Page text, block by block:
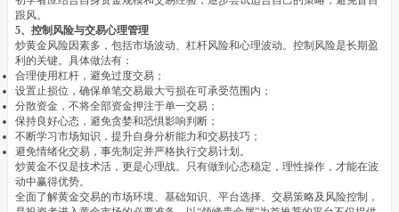
跟风。
5、控制风险与交易心理管理
炒黄金风险因素多，包括市场波动、杠杆风险和心理波动。控制风险是长期盈
利的关键。具体做法有：
合理使用杠杆，避免过度交易；
设置止损位，确保单笔交易最大亏损在可承受范围内；
分散资金，不将全部资金押注于单一交易；
保持良好心态，避免贪婪和恐惧影响判断；
不断学习市场知识，提升自身分析能力和交易技巧；
避免情绪化交易，事先制定并严格执行交易计划。
炒黄金不仅是技术活，更是心理战。只有做到心态稳定，理性操作，才能在波
动中赢得优势。
全面了解黄金交易的市场环境、基础知识、平台选择、交易策略及风险控制，